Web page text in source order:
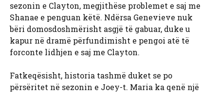
sezonin e Clayton, megjithëse problemet e saj me
Shanae e penguan këtë. Ndërsa Genevieve nuk
bëri domosdoshmërisht asgjë të gabuar, duke u
kapur në dramë përfundimisht e pengoi atë të
forconte lidhjen e saj me Clayton.
Fatkeqësisht, historia tashmë duket se po
përsëritet në sezonin e Joey-t. Maria ka qenë një